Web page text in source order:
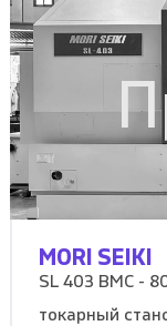
MORI SEIKI
SL 403 BMC -
токарный